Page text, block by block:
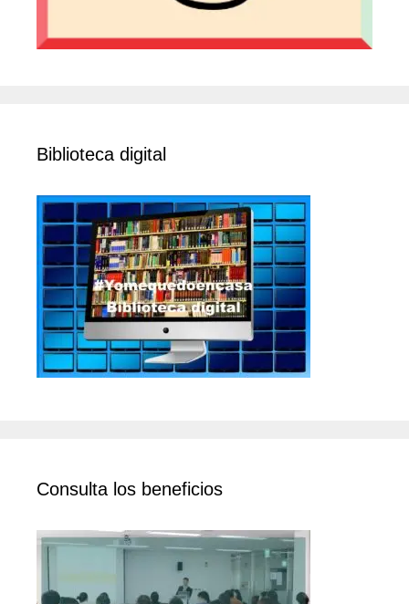
Biblioteca digital
Consulta los beneficios